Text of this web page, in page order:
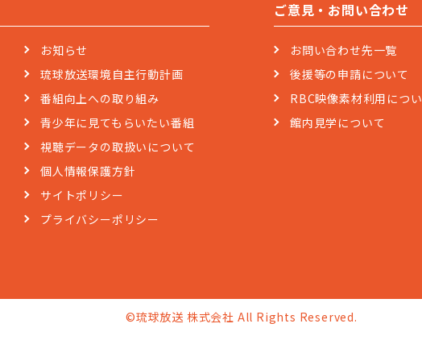
お知らせ
琉球放送環境自主行動計画
番組向上への取り組み
青少年に見てもらいたい番組
視聴データの取扱いについて
個人情報保護方針
サイトポリシー
プライバシーポリシー
ご意見・お問い合わせ
お問い合わせ先一覧
後援等の申請について
RBC映像素材利用につ
館内見学について
©琉球放送 株式会社 All Rights Reserved.